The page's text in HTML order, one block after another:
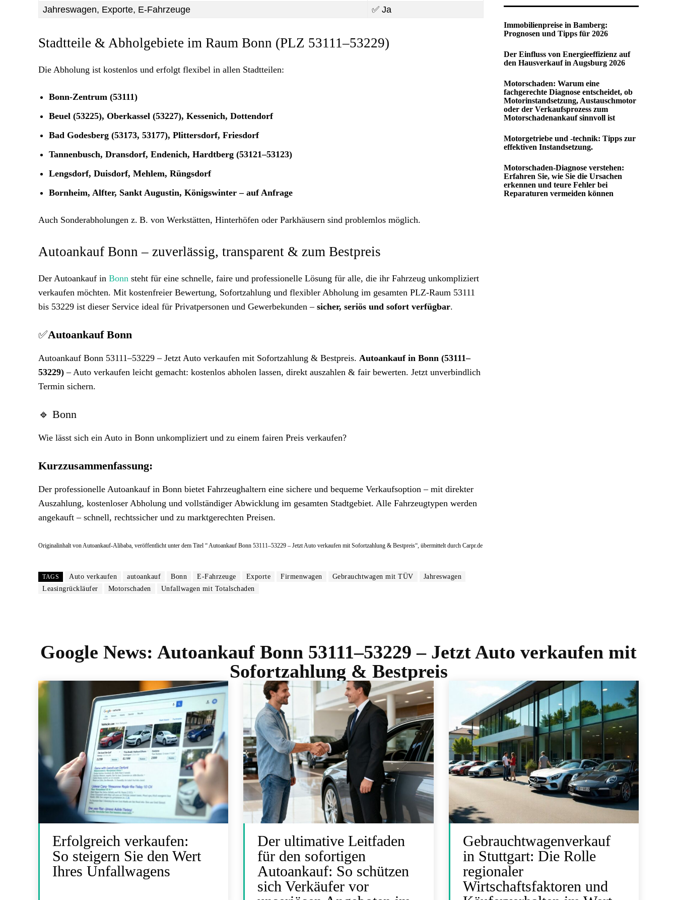
Jahreswagen, Exporte, E-Fahrzeuge
✅ Ja
Stadtteile & Abholgebiete im Raum Bonn (PLZ 53111–53229)
Die Abholung ist kostenlos und erfolgt flexibel in allen Stadtteilen:
Bonn-Zentrum (53111)
Beuel (53225), Oberkassel (53227), Kessenich, Dottendorf
Bad Godesberg (53173, 53177), Plittersdorf, Friesdorf
Tannenbusch, Dransdorf, Endenich, Hardtberg (53121–53123)
Lengsdorf, Duisdorf, Mehlem, Rüngsdorf
Bornheim, Alfter, Sankt Augustin, Königswinter – auf Anfrage
Auch Sonderabholungen z. B. von Werkstätten, Hinterhöfen oder Parkhäusern sind problemlos möglich.
Autoankauf Bonn – zuverlässig, transparent & zum Bestpreis
Der Autoankauf in Bonn steht für eine schnelle, faire und professionelle Lösung für alle, die ihr Fahrzeug unkompliziert
verkaufen möchten. Mit kostenfreier Bewertung, Sofortzahlung und flexibler Abholung im gesamten PLZ-Raum 53111
bis 53229 ist dieser Service ideal für Privatpersonen und Gewerbekunden – sicher, seriös und sofort verfügbar.
✅Autoankauf Bonn
Autoankauf Bonn 53111–53229 – Jetzt Auto verkaufen mit Sofortzahlung & Bestpreis. Autoankauf in Bonn (53111–
53229) – Auto verkaufen leicht gemacht: kostenlos abholen lassen, direkt auszahlen & fair bewerten. Jetzt unverbindlich
Termin sichern.
🔹 Bonn
Wie lässt sich ein Auto in Bonn unkompliziert und zu einem fairen Preis verkaufen?
Kurzzusammenfassung:
Der professionelle Autoankauf in Bonn bietet Fahrzeughaltern eine sichere und bequeme Verkaufsoption – mit direkter
Auszahlung, kostenloser Abholung und vollständiger Abwicklung im gesamten Stadtgebiet. Alle Fahrzeugtypen werden
angekauft – schnell, rechtssicher und zu marktgerechten Preisen.
Originalinhalt von Autoankauf-Alibaba, veröffentlicht unter dem Titel “ Autoankauf Bonn 53111–53229 – Jetzt Auto verkaufen mit Sofortzahlung & Bestpreis“, übermittelt durch Carpr.de
TAGS Auto verkaufen autoankauf Bonn E-Fahrzeuge Exporte Firmenwagen Gebrauchtwagen mit TÜV
Jahreswagen
Leasingrückläufer
Motorschaden Unfallwagen mit Totalschaden
Immobilienpreise in Bamberg:
Prognosen und Tipps für 2026
Der Einfluss von Energieeffizienz auf
den Hausverkauf in Augsburg 2026
Motorschaden: Warum eine
fachgerechte Diagnose entscheidet, ob
Motorinstandsetzung, Austauschmotor
oder der Verkaufsprozess zum
Motorschadenankauf sinnvoll ist
Motorgetriebe und -technik: Tipps zur
effektiven Instandsetzung.
Motorschaden-Diagnose verstehen:
Erfahren Sie, wie Sie die Ursachen
erkennen und teure Fehler bei
Reparaturen vermeiden können
Google News: Autoankauf Bonn 53111–53229 – Jetzt Auto verkaufen mit
Sofortzahlung & Bestpreis
Erfolgreich verkaufen:
So steigern Sie den Wert
Ihres Unfallwagens
Der ultimative Leitfaden
für den sofortigen
Autoankauf: So schützen
sich Verkäufer vor
Gebrauchtwagenverkauf
in Stuttgart: Die Rolle
regionaler
Wirtschaftsfaktoren und